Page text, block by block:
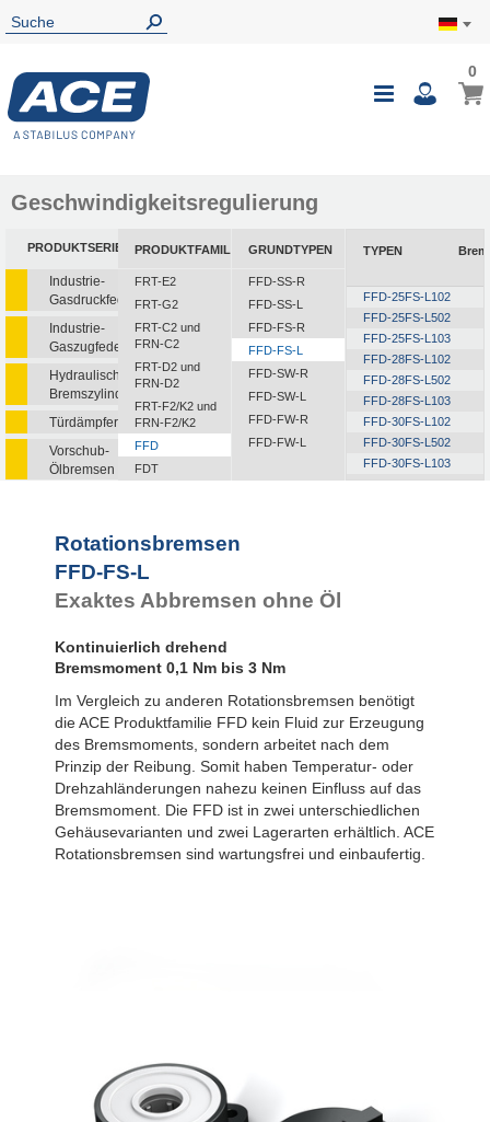
00
Geschwindigkeitsregulierung
PRODUKTSERIEN
Industrie-
Gasdruckfedern
Industrie-
Gaszugfedern
Hydraulische
Bremszylinder
Türdämpfer
Vorschub-
Ölbremsen
PRODUKTFAMILIEN
FRT-E2
FRT-G2
FRT-C2 und
FRN-C2
FRT-D2 und
FRN-D2
FRT-F2/K2 und
FRN-F2/K2
FFD
FDT
FYN-N1
FYN-S1
FYT-H1 und
FYT-LA3 und
FYN-LA3
GRUNDTYPEN
FFD-SS-R
FFD-SS-L
FFD-FS-R
FFD-FS-L
FFD-SW-R
FFD-SW-L
FFD-FW-R
FFD-FW-L
TYPEN
FFD-25FS-L102
FFD-25FS-L502
FFD-25FS-L103
FFD-28FS-L102
FFD-28FS-L502
FFD-28FS-L103
FFD-30FS-L102
FFD-30FS-L502
FFD-30FS-L103
FFD-30FS-L153
Rotationsbremsen
FFD-FS-L
Exaktes Abbremsen ohne Öl
Kontinuierlich drehend
Bremsmoment 0,1 Nm bis 3 Nm
Im Vergleich zu anderen Rotationsbremsen benötigt
die ACE Produktfamilie FFD kein Fluid zur Erzeugung
des Bremsmoments, sondern arbeitet nach dem
Prinzip der Reibung. Somit haben Temperatur- oder
Drehzahländerungen nahezu keinen Einfluss auf das
Bremsmoment. Die FFD ist in zwei unterschiedlichen
Gehäusevarianten und zwei Lagerarten erhältlich. ACE
Rotationsbremsen sind wartungsfrei und einbaufertig.